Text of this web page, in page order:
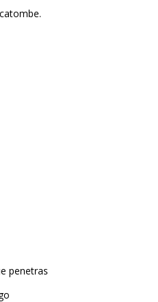
penetras